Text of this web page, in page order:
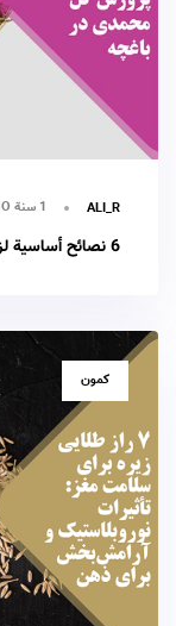
ALI_R 1 سنة AGO
6 نصائح أساسية لزراعة الورد المحمدي في الحديقة
كمون